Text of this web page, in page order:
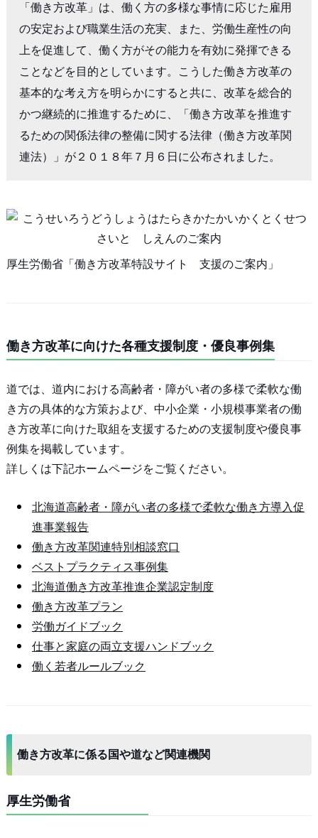
「働き方改革」は、働く方の多様な事情に応じた雇用
の安定および職業生活の充実、また、労働生産性の向
上を促進して、働く方がその能力を有効に発揮できる
ことなどを目的としています。こうした働き方改革の
基本的な考え方を明らかにすると共に、改革を総合的
かつ継続的に推進するために、「働き方改革を推進す
るための関係法律の整備に関する法律（働き方改革関
連法）」が２０１８年７月６日に公布されました。
厚生労働省「働き方改革特設サイト 支援のご案内」
働き方改革に向けた各種支援制度・優良事例集
道では、道内における高齢者・障がい者の多様で柔軟な働
き方の具体的な方策および、中小企業・小規模事業者の働
き方改革に向けた取組を支援するための支援制度や優良事
例集を掲載しています。
詳しくは下記ホームページをご覧ください。
北海道高齢者・障がい者の多様で柔軟な働き方導入促
進事業報告
働き方改革関連特別相談窓口
ベストプラクティス事例集
北海道働き方改革推進企業認定制度
働き方改革プラン
労働ガイドブック
仕事と家庭の両立支援ハンドブック
働く若者ルールブック
働き方改革に係る国や道など関連機関
厚生労働省